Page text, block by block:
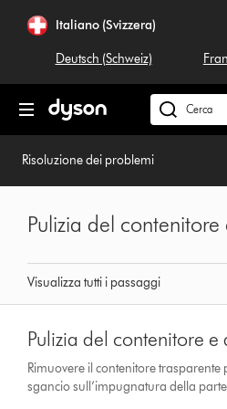
navigazioneItaliano (Svizzera)
Deutsch (Schweiz)
Cerca
su
Risoluzione dei problemi
Visualizza tutti i passaggi
Pulizia del
Pulizia del contenitore e
Rimuovere il contenitore
sgancio sull’impugnatura della